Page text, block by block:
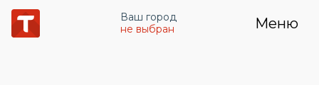
Ваш город
не выбран
Меню